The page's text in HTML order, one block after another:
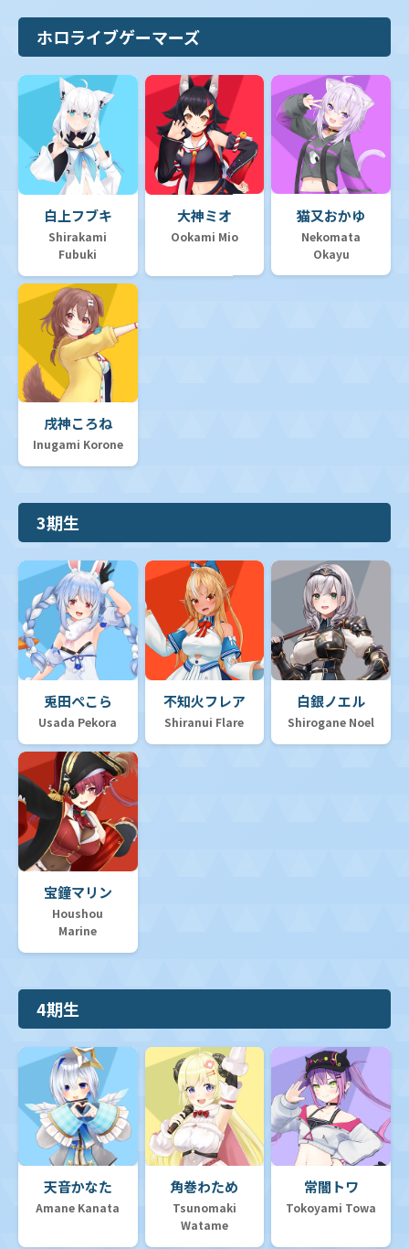
ホロライブゲーマーズ
白上フブキ
Shirakami
Fubuki
大神ミオ
Ookami Mio
猫又おかゆ
Nekomata
Okayu
戌神ころね
Inugami Korone
3期生
兎田ぺこら
Usada Pekora
不知火フレア
Shiranui Flare
白銀ノエル
Shirogane Noel
宝鐘マリン
Houshou
Marine
4期生
天音かなた
Amane Kanata
角巻わため
Tsunomaki
Watame
常闇トワ
Tokoyami Towa